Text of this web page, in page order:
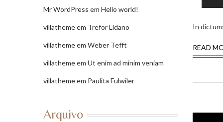
In
READ
Mr WordPress em Hello world!
villathemeem Trefor Lidano
villathemeem Weber Tefft
villathemeem Ut enim ad minim veniam
villathemeem Paulita Fulwiler
Arquivo